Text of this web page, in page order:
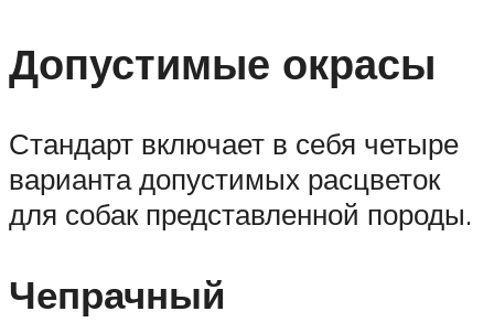
Допустимые окрасы
Стандарт включает в себя четыре
варианта допустимых расцветок
для собак представленной породы.
Чепрачный